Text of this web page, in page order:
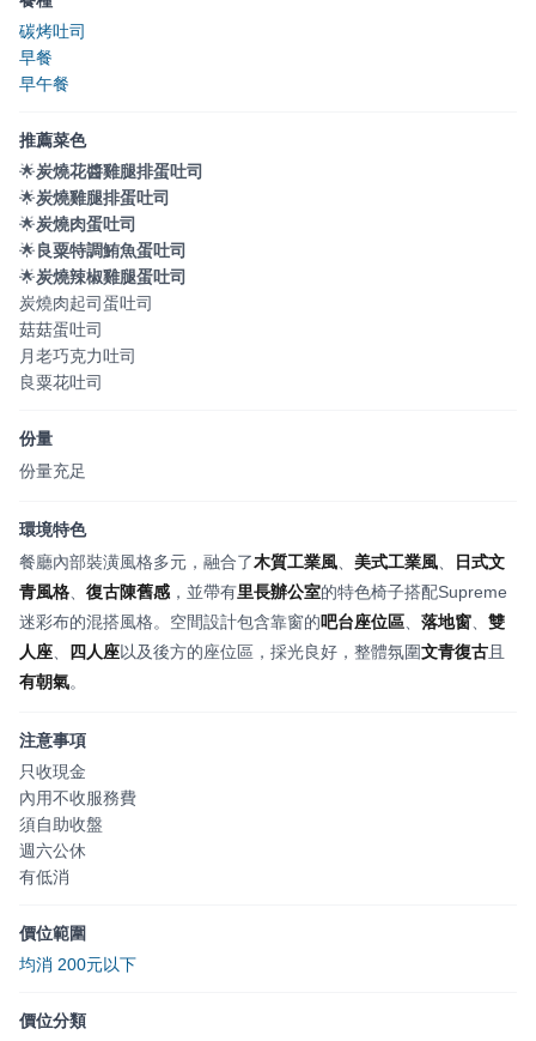
碳烤吐司
早餐
早午餐
推薦菜色
🌟炭燒花醬雞腿排蛋吐司
🌟炭燒雞腿排蛋吐司
🌟炭燒肉蛋吐司
🌟良粟特調鮪魚蛋吐司
🌟炭燒辣椒雞腿蛋吐司
炭燒肉起司蛋吐司
菇菇蛋吐司
月老巧克力吐司
良粟花吐司
份量
份量充足
環境特色
餐廳內部裝潢風格多元，融合了木質工業風、 美式工業風、
日式文
青風格、 復古陳舊感 ，並帶有里長辦公室的特色椅子搭配Supreme
迷彩布的混搭風格。空間設計包含靠窗的吧台座位區、 落地窗、 雙
人座、 四人座以及後方的座位區，採光良好，整體氛圍文青復古 且
有朝氣。
注意事項
只收現金
內用不收服務費
須自助收盤
週六公休
有低消
價位範圍
均消 200元以下
價位分類